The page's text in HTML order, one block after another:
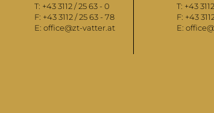
T: +43 3112 / 25 63 - 0
F: +43 3112 / 25 63 - 78
E: office@zt-vatter.at
T: +43
F: +43
E: